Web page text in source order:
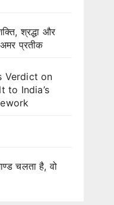
श्रद्धा और
प्रतीक
Verdict on
to India’s
चलता है, वो